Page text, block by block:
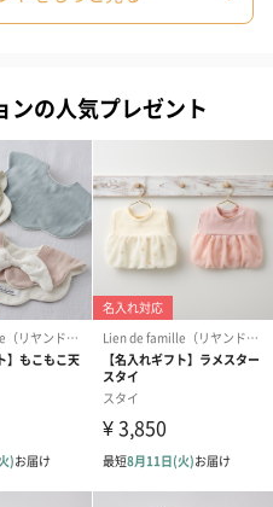
は一部変更する場合がありま
きメッセージカ
Thank you）ピ
680円）
【誕生日】
Birthday ホワ
刷なし）（
す。
ンの人気プレゼント